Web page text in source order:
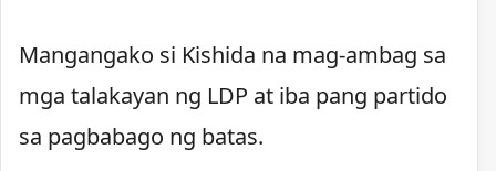
Mangangako si Kishida na mag-ambag sa
mga talakayan ng LDP at iba pang partido
sa pagbabago ng batas.